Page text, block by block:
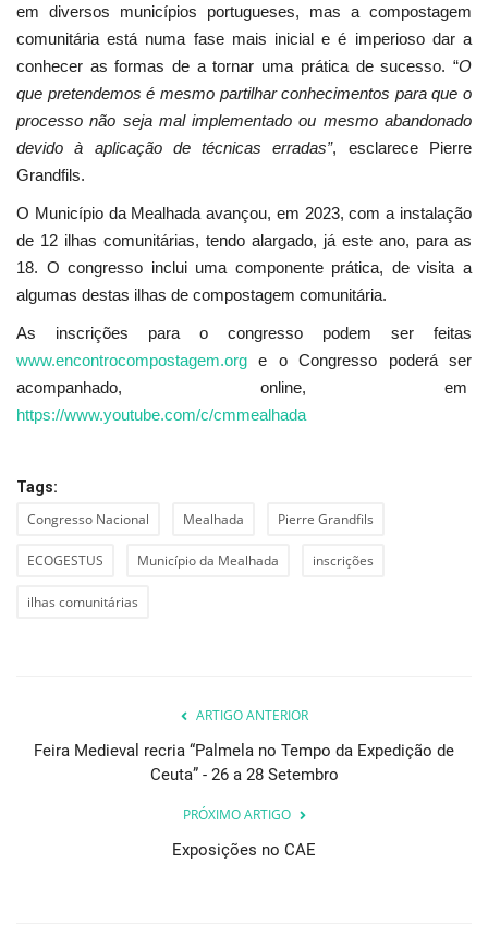
em diversos municípios portugueses, mas a compostagem
comunitária está numa fase mais inicial e é imperioso dar a
conhecer as formas de a tornar uma prática de sucesso. “O
que pretendemos é mesmo partilhar conhecimentos para que o
processo não seja mal implementado ou mesmo abandonado
devido à aplicação de técnicas erradas”, esclarece Pierre
Grandfils.
O Município da Mealhada avançou, em 2023, com a instalação
de 12 ilhas comunitárias, tendo alargado, já este ano, para as
18. O congresso inclui uma componente prática, de visita a
algumas destas ilhas de compostagem comunitária.
As inscrições para o congresso podem ser feitas
www.encontrocompostagem.org e o Congresso poderá ser
acompanhado, online, em
https://www.youtube.com/c/cmmealhada
Tags:
Congresso Nacional Mealhada Pierre Grandfils
ECOGESTUS Município da Mealhada inscrições
ilhas comunitárias
ARTIGO ANTERIOR
Feira Medieval recria “Palmela no Tempo da Expedição de
Ceuta” - 26 a 28 Setembro
PRÓXIMO ARTIGO
Exposições no CAE